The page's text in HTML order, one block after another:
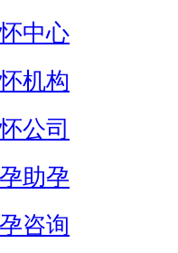
中心
机构
公司
助孕
咨询